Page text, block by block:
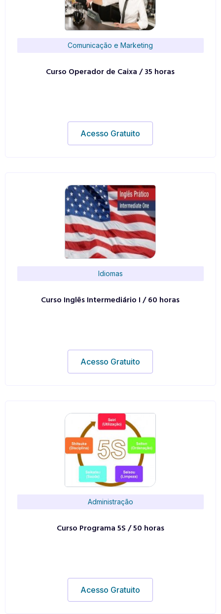
Comunicação e Marketing
Curso Operador de Caixa / 35 horas
Acesso Gratuito
Idiomas
Curso Inglês Intermediário I / 60 horas
Acesso Gratuito
Administração
Curso Programa 5S / 50 horas
Acesso Gratuito